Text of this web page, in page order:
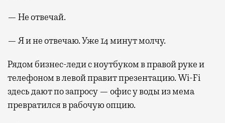
— Не отвечай.
— Я и не отвечаю. Уже 14 минут молчу.
Рядом бизнес-леди с ноутбуком в правой руке и
телефоном в левой правит презентацию. Wi-Fi
здесь дают по запросу — офис у воды из мема
превратился в рабочую опцию.